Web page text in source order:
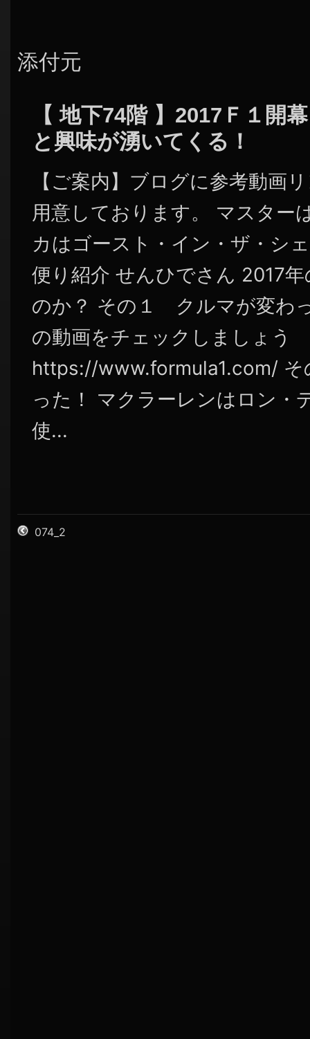
添付元
【 地下74階 】2017Ｆ１開
と興味が湧いてくる！
【ご案内】ブログに参考動画
用意しております。 マスター
カはゴースト・イン・ザ・シ
便り紹介 せんひでさん 2017
のか？ その１ クルマが変わ
の動画をチェックしましょう
https://www.formula1.com/
った！ マクラーレンはロン・
使...
074_2